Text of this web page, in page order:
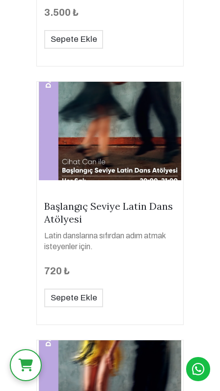
3.500 ₺
Sepete Ekle
Başlangıç Seviye Latin Dans
Atölyesi
Latin danslarına sıfırdan adım atmak
isteyenler için.
720 ₺
Sepete Ekle